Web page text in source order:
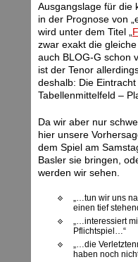
Ausgangslage für die
in der Prognose von
wird unter dem Titel „
zwar exakt die
auch BLOG-G schon
ist der Tenor
deshalb: Die
Tabellenmittelfeld –
Da wir aber nur
hier unsere
dem Spiel am
Basler sie bringen,
werden wir sehen.
„…tun wir uns
einen tief
„…interessiert
Pflichtspiel…“
„…die
haben noch